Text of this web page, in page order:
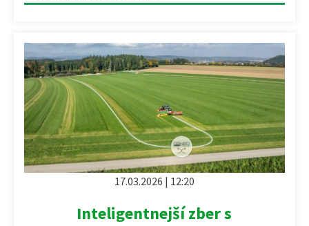
17.03.2026 | 12:20
Inteligentnejší zber s